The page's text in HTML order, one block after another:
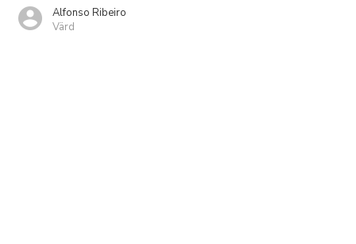
Alfonso Ribeiro
Värd